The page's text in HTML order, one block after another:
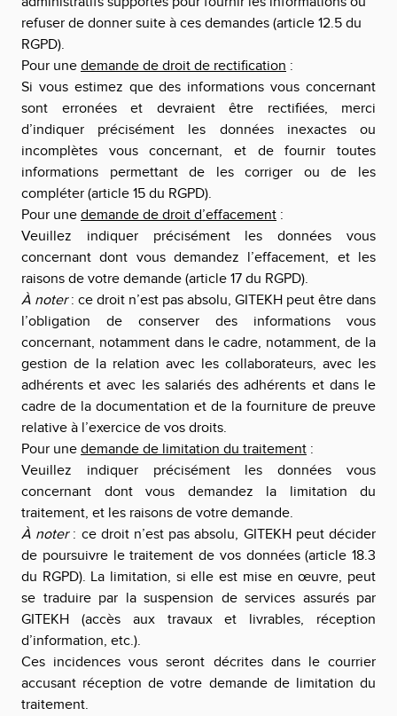
refuser de donner suite à ces demandes (article 12.5 du
RGPD).
Pour une demande de droit de rectification :
Si vous estimez que des informations vous concernant
sont erronées et devraient être rectifiées, merci
d’indiquer précisément les données inexactes ou
incomplètes vous concernant, et de fournir toutes
informations permettant de les corriger ou de les
compléter (article 15 du RGPD).
Pour une demande de droit d’effacement :
Veuillez indiquer précisément les données vous
concernant dont vous demandez l’effacement, et les
raisons de votre demande (article 17 du RGPD).
À noter: ce droit n’est pas absolu, GITEKH peut être dans
l’obligation de conserver des informations vous
concernant, notamment dans le cadre, notamment, de la
gestion de la relation avec les collaborateurs, avec les
adhérents et avec les salariés des adhérents et dans le
cadre de la documentation et de la fourniture de preuve
relative à l’exercice de vos droits.
Pour une demande de limitation du traitement :
Veuillez indiquer précisément les données vous
concernant dont vous demandez la limitation du
traitement, et les raisons de votre demande.
À noter: ce droit n’est pas absolu, GITEKH peut décider
de poursuivre le traitement de vos données (article 18.3
du RGPD). La limitation, si elle est mise en œuvre, peut
se traduire par la suspension de services assurés par
GITEKH (accès aux travaux et livrables, réception
d’information, etc.).
Ces incidences vous seront décrites dans le courrier
accusant réception de votre demande de limitation du
traitement.